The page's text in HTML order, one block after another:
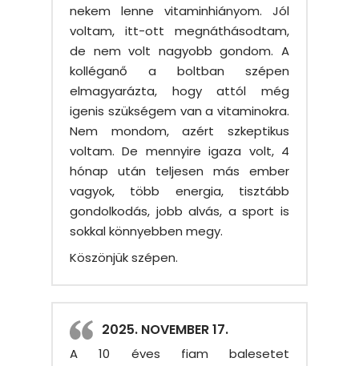
nekem lenne vitaminhiányom. Jól
voltam, itt-ott megnáthásodtam,
de nem volt nagyobb gondom. A
kolléganő a boltban szépen
elmagyarázta, hogy attól még
igenis szükségem van a vitaminokra.
Nem mondom, azért szkeptikus
voltam. De mennyire igaza volt, 4
hónap után teljesen más ember
vagyok, több energia, tisztább
gondolkodás, jobb alvás, a sport is
sokkal könnyebben megy.
Köszönjük szépen.
2025. NOVEMBER 17.
A 10 éves fiam balesetet